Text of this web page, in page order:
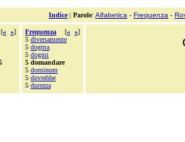
Indice| Parole: Alfabetica - Frequenza -
[« »]
Frequenza [« »]
5 diversamente
5 dogma
5 dogmi
5 domandare
5 dominum
5 dovrebbe
5 durezza